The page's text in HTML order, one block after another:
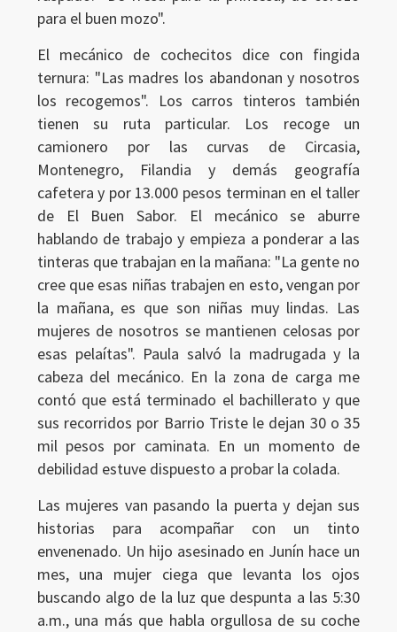
para el buen mozo".
El mecánico de cochecitos dice con fingida
ternura: "Las madres los abandonan y nosotros
los recogemos". Los carros tinteros también
tienen su ruta particular. Los recoge un
camionero por las curvas de Circasia,
Montenegro, Filandia y demás geografía
cafetera y por 13.000 pesos terminan en el taller
de El Buen Sabor. El mecánico se aburre
hablando de trabajo y empieza a ponderar a las
tinteras que trabajan en la mañana: "La gente no
cree que esas niñas trabajen en esto, vengan por
la mañana, es que son niñas muy lindas. Las
mujeres de nosotros se mantienen celosas por
esas pelaítas". Paula salvó la madrugada y la
cabeza del mecánico. En la zona de carga me
contó que está terminado el bachillerato y que
sus recorridos por Barrio Triste le dejan 30 o 35
mil pesos por caminata. En un momento de
debilidad estuve dispuesto a probar la colada.
Las mujeres van pasando la puerta y dejan sus
historias para acompañar con un tinto
envenenado. Un hijo asesinado en Junín hace un
mes, una mujer ciega que levanta los ojos
buscando algo de la luz que despunta a las 5:30
a.m., una más que habla orgullosa de su coche